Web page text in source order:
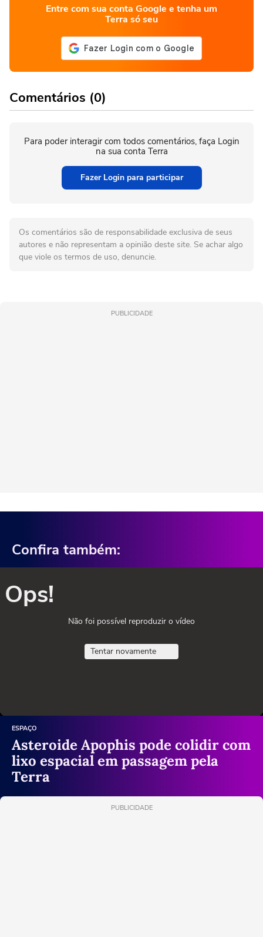
Entre com sua conta Google e tenha um
Terra só seu
Comentários (0)
Para poder interagir com todos comentários, faça Login
na sua conta Terra
Fazer Login para participar
Os comentários são de responsabilidade exclusiva de seus
autores e não representam a opinião deste site. Se achar algo
que viole os termos de uso, denuncie.
PUBLICIDADE
Confira também:
Ops!
Não foi possível reproduzir o vídeo
Tentar novamente
ESPAÇO
Asteroide Apophis pode colidir com
lixo espacial em passagem pela
Terra
PUBLICIDADE